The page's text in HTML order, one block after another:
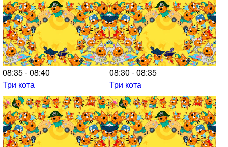
08:35 - 08:40
Три кота
08:30 - 08:35
Три кота